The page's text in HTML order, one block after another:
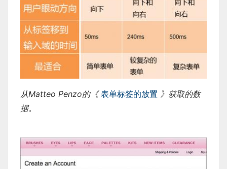
从Matteo Penzo的《 表单标签的放置 》获取的数
据。